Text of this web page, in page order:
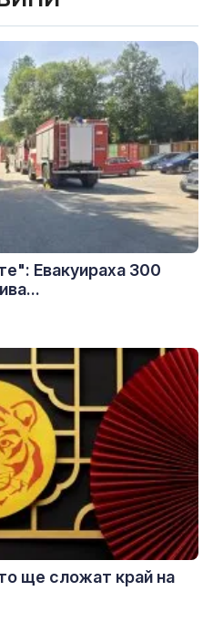
Евакуираха 300
ще сложат край на